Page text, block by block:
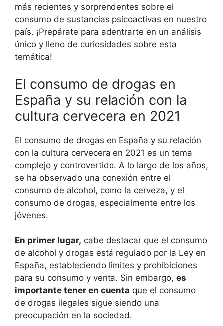
más recientes y sorprendentes sobre el
consumo de sustancias psicoactivas en nuestro
país. ¡Prepárate para adentrarte en un análisis
único y lleno de curiosidades sobre esta
temática!
El consumo de drogas en
España y su relación con la
cultura cervecera en 2021
El consumo de drogas en España y su relación
con la cultura cervecera en 2021 es un tema
complejo y controvertido. A lo largo de los años,
se ha observado una conexión entre el
consumo de alcohol, como la cerveza, y el
consumo de drogas, especialmente entre los
jóvenes.
En primer lugar, cabe destacar que el consumo
de alcohol y drogas está regulado por la Ley en
España, estableciendo límites y prohibiciones
para su consumo y venta. Sin embargo, es
importante tener en cuenta que el consumo
de drogas ilegales sigue siendo una
preocupación en la sociedad.